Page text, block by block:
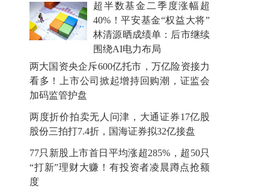
超半数基金二季度涨幅超
40%！平安基金“权益大将”
林清源晒成绩单：后市继续
围绕AI电力布局
两大国资央企斥600亿托市，万亿险资接力
看多！上市公司掀起增持回购潮，证监会
加码监管护盘
两度折价拍卖无人问津，大通证券17亿股
股份三拍打7.4折，国海证券拟32亿接盘
77只新股上市首日平均涨超285%，超50只
“打新”理财大赚！有投资者凌晨蹲点抢额
度